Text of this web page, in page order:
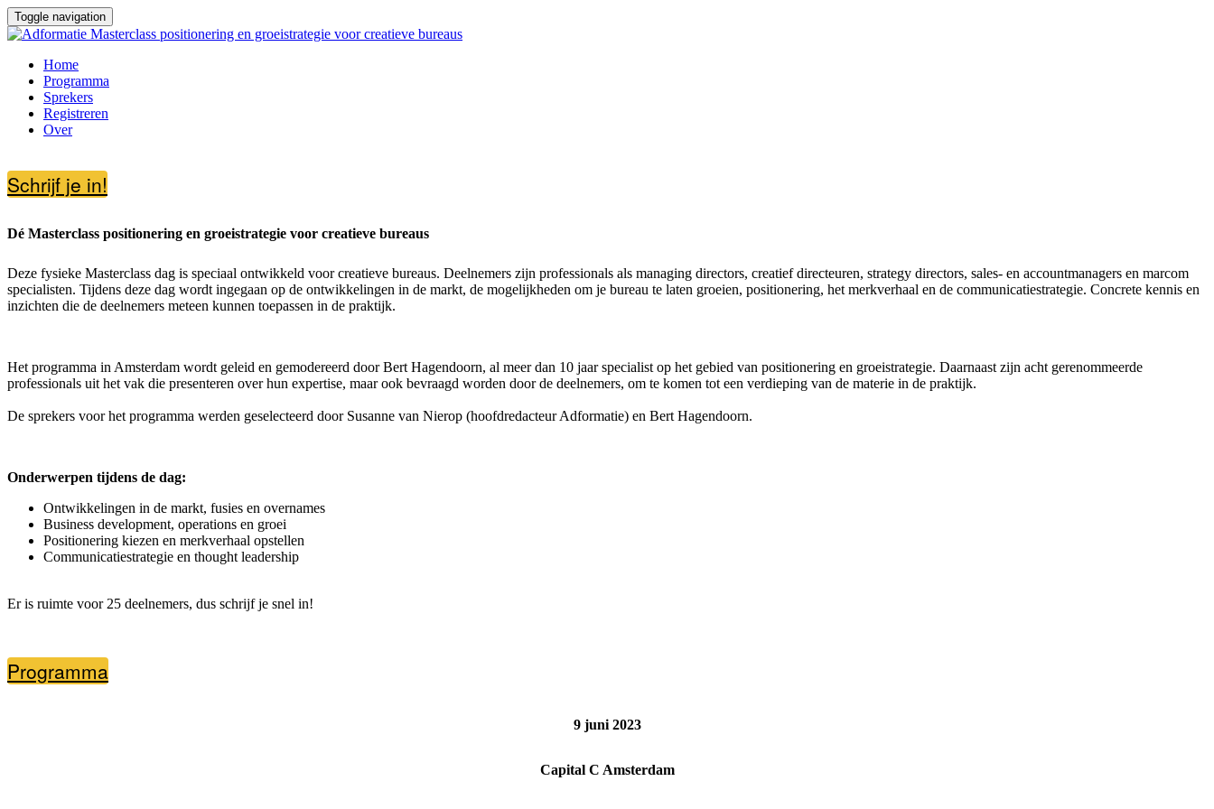
Toggle navigation
Home
Programma
Sprekers
Registreren
Over
Schrijf je in!
Dé Masterclass positionering en groeistrategie voor creatieve bureaus
Deze fysieke Masterclass dag is speciaal ontwikkeld voor creatieve bureaus. Deelnemers zijn professionals als managing directors, creatief directeuren, strategy directors, sales- en accountmanagers en marcom
specialisten. Tijdens deze dag wordt ingegaan op de ontwikkelingen in de markt, de mogelijkheden om je bureau te laten groeien, positionering, het merkverhaal en de communicatiestrategie. Concrete kennis en
inzichten die de deelnemers meteen kunnen toepassen in de praktijk.
Het programma in Amsterdam wordt geleid en gemodereerd door Bert Hagendoorn, al meer dan 10 jaar specialist op het gebied van positionering en groeistrategie. Daarnaast zijn acht gerenommeerde
professionals uit het vak die presenteren over hun expertise, maar ook bevraagd worden door de deelnemers, om te komen tot een verdieping van de materie in de praktijk.
De sprekers voor het programma werden geselecteerd door Susanne van Nierop (hoofdredacteur Adformatie) en Bert Hagendoorn.
Onderwerpen tijdens de dag:
Ontwikkelingen in de markt, fusies en overnames
Business development, operations en groei
Positionering kiezen en merkverhaal opstellen
Communicatiestrategie en thought leadership
Er is ruimte voor 25 deelnemers, dus schrijf je snel in!
Programma
9 juni 2023
Capital C Amsterdam